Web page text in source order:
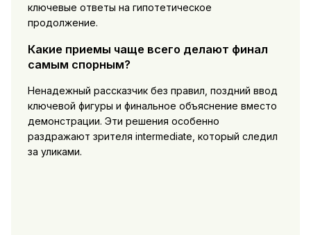
ключевые ответы на гипотетическое
продолжение.
Какие приемы чаще всего делают финал
самым спорным?
Ненадежный рассказчик без правил, поздний ввод
ключевой фигуры и финальное объяснение вместо
демонстрации. Эти решения особенно
раздражают зрителя intermediate, который следил
за уликами.